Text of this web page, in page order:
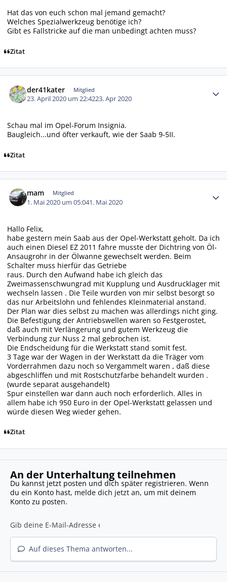
Hat das von euch schon mal jemand gemacht?
Welches Spezialwerkzeug benötige ich?
Gibt es Fallstricke auf die man unbedingt achten muss?
Zitat
der41kater Mitglied
23. April 2020 um 22:4223. Apr 2020
Schau mal im Opel-Forum Insignia.
Baugleich...und öfter verkauft, wie der Saab 9-5II.
Zitat
mam Mitglied
1. Mai 2020 um 05:041. Mai 2020
Hallo Felix,
habe gestern mein Saab aus der Opel-Werkstatt geholt. Da ich
auch einen Diesel EZ 2011 fahre musste der Dichtring von Öl-
Ansaugrohr in der Ölwanne gewechselt werden. Beim
Schalter muss hierfür das Getriebe
raus. Durch den Aufwand habe ich gleich das
Zweimassenschwungrad mit Kupplung und Ausdrucklager mit
wechseln lassen . Die Teile wurden von mir selbst besorgt so
das nur Arbeitslohn und fehlendes Kleinmaterial anstand.
Der Plan war dies selbst zu machen was allerdings nicht ging.
Die Befestigung der Antriebswellen waren so Festgerostet,
daß auch mit Verlängerung und gutem Werkzeug die
Verbindung zur Nuss 2 mal gebrochen ist.
Die Endscheidung für die Werkstatt stand somit fest.
3 Tage war der Wagen in der Werkstatt da die Träger vom
Vorderrahmen dazu noch so Vergammelt waren , daß diese
abgeschliffen und mit Rostschutzfarbe behandelt wurden .
(wurde separat ausgehandelt)
Spur einstellen war dann auch noch erforderlich. Alles in
allem habe ich 950 Euro in der Opel-Werkstatt gelassen und
würde diesen Weg wieder gehen.
Zitat
An der Unterhaltung teilnehmen
Du kannst jetzt posten und dich später registrieren. Wenn
du ein Konto hast, melde dich jetzt an, um mit deinem
Konto zu posten.
Auf dieses Thema antworten...